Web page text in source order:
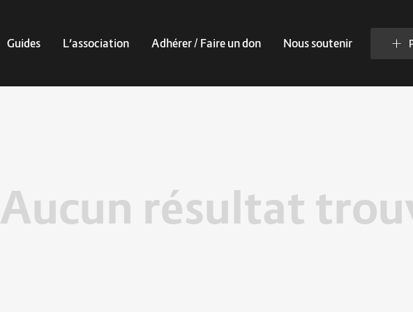
Guides L’association Adhérer / Faire un don Nous soutenir
Aucun résultat